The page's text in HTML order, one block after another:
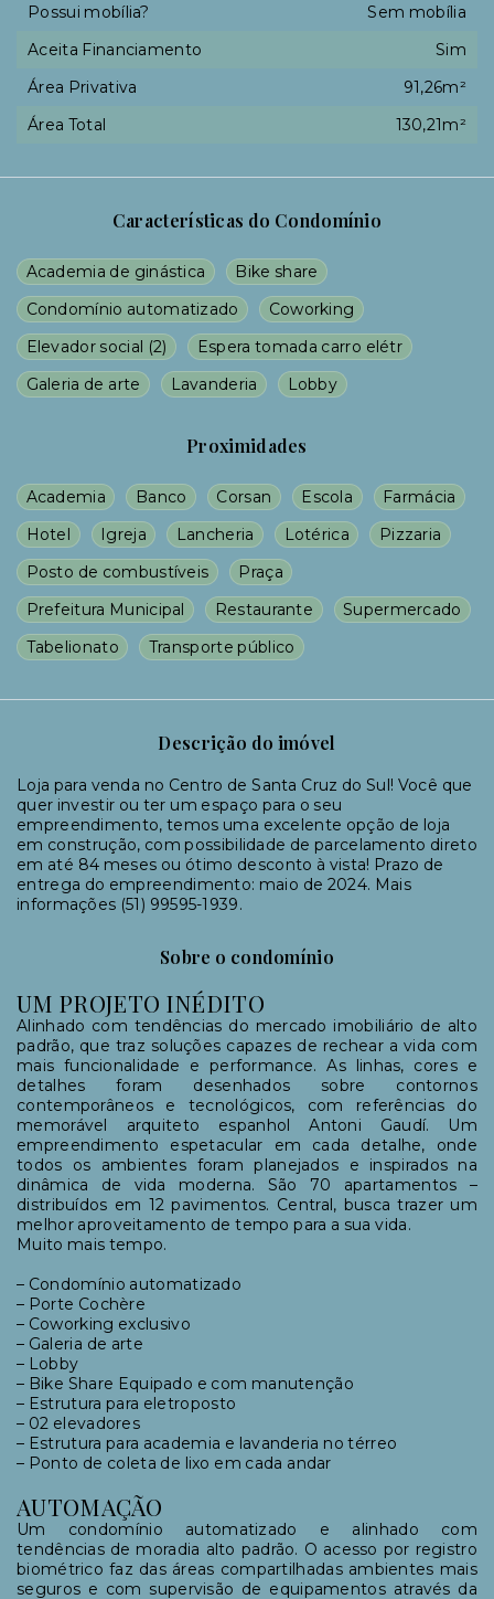
Características do Condomínio
Academia de ginástica
Bike share
Condomínio automatizado
Coworking
Elevador social (2)
Espera tomada carro elétr
Galeria de arte
Lavanderia Lobby
Proximidades
Academia Banco Corsan Escola
Farmácia
Hotel
Igreja Lancheria Lotérica
Pizzaria
Posto de combustíveis
Praça
Prefeitura Municipal
Restaurante
Supermercado
Tabelionato
Transporte público
Descrição do imóvel
Loja para venda no Centro de Santa Cruz do Sul! Você que
quer investir ou ter um espaço para o seu
empreendimento, temos uma excelente opção de loja
em construção, com possibilidade de parcelamento direto
em até 84 meses ou ótimo desconto à vista! Prazo de
entrega do empreendimento: maio de 2024. Mais
informações (51) 99595-1939.
Sobre o condomínio
UM PROJETO INÉDITO
Alinhado com tendências do mercado imobiliário de alto
padrão, que traz soluções capazes de rechear a vida com
mais funcionalidade e performance. As linhas, cores e
detalhes foram desenhados sobre contornos
contemporâneos e tecnológicos, com referências do
memorável arquiteto espanhol Antoni Gaudí. Um
empreendimento espetacular em cada detalhe, onde
todos os ambientes foram planejados e inspirados na
dinâmica de vida moderna. São 70 apartamentos –
distribuídos em 12 pavimentos. Central, busca trazer um
melhor aproveitamento de tempo para a sua vida.
Muito mais tempo.
– Condomínio automatizado
– Porte Cochère
– Coworking exclusivo
– Galeria de arte
– Lobby
– Bike Share Equipado e com manutenção
– Estrutura para eletroposto
– 02 elevadores
– Estrutura para academia e lavanderia no térreo
– Ponto de coleta de lixo em cada andar
AUTOMAÇÃO
Um condomínio automatizado e alinhado com
tendências de moradia alto padrão. O acesso por registro
biométrico faz das áreas compartilhadas ambientes mais
seguros e com supervisão de equipamentos através da
Possui mobília?
Sem mobília
Aceita Financiamento
Sim
Área Privativa
91,26m²
Área Total
130,21m²